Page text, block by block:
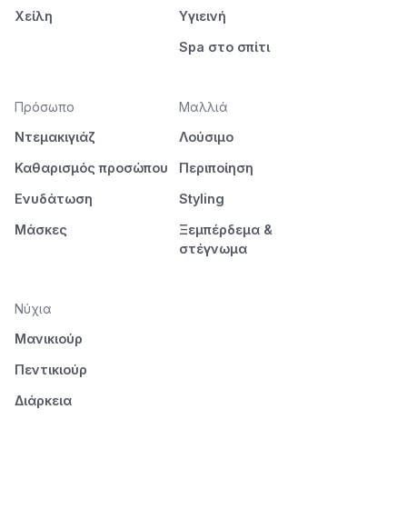
Χείλη
Υγιεινή
Spa στο σπίτι
Πρόσωπο
Ντεμακιγιάζ
Καθαρισμός προσώπου
Ενυδάτωση
Μάσκες
Μαλλιά
Λούσιμο
Περιποίηση
Styling
Ξεμπέρδεμα &
στέγνωμα
Νύχια
Μανικιούρ
Πεντικιούρ
Διάρκεια